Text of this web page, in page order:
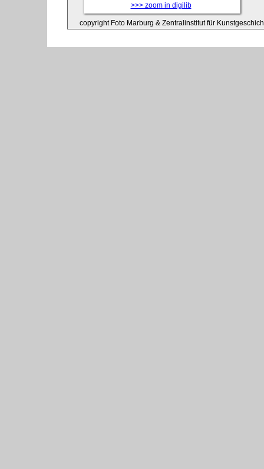
>>> zoom in digilib
copyright Foto Marburg & Zentralinstitut für